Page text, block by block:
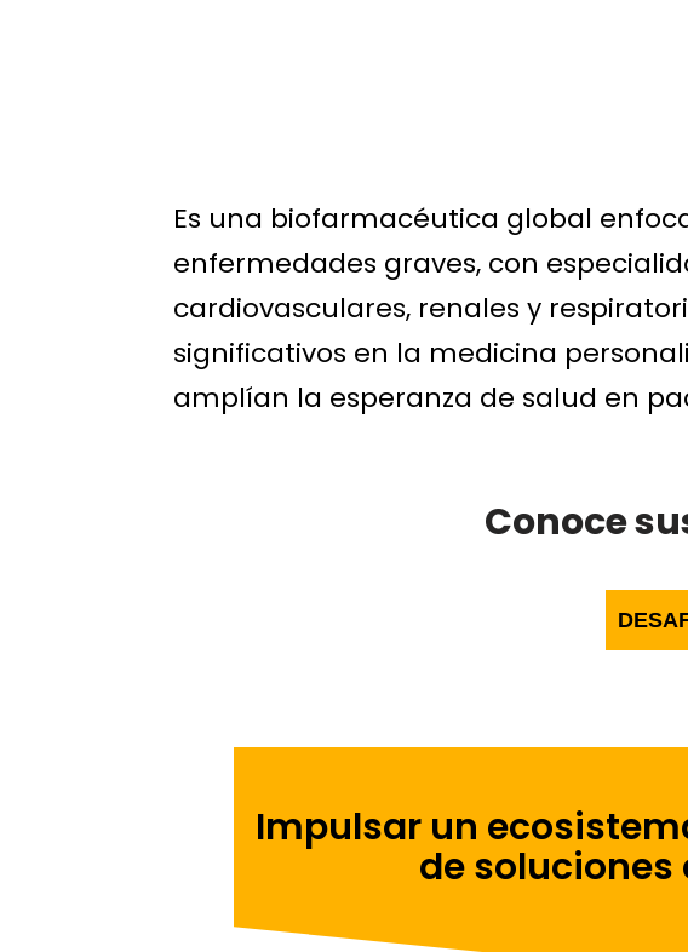
Es una biofarmacéutica global
enfermedades graves, con
cardiovasculares, renales y
significativos en la medicina
amplían la esperanza de salud en
Conoce
Impulsar un
de